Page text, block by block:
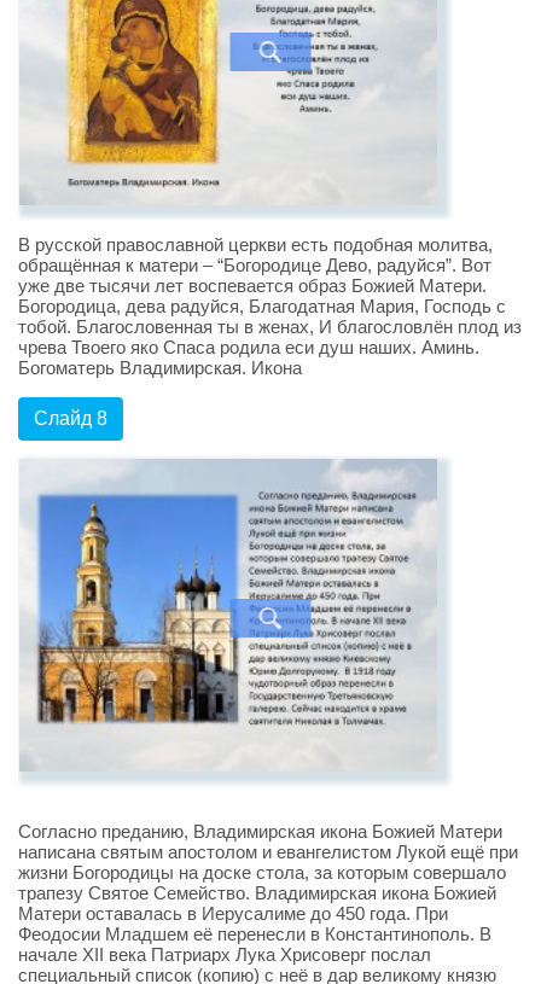
В русской православной церкви есть подобная молитва,
обращённая к матери – “Богородице Дево, радуйся”. Вот
уже две тысячи лет воспевается образ Божией Матери.
Богородица, дева радуйся, Благодатная Мария, Господь с
тобой. Благословенная ты в женах, И благословлён плод из
чрева Твоего яко Спаса родила еси душ наших. Аминь.
Богоматерь Владимирская. Икона
Слайд 8
Согласно преданию, Владимирская икона Божией Матери
написана святым апостолом и евангелистом Лукой ещё при
жизни Богородицы на доске стола, за которым совершало
трапезу Святое Семейство. Владимирская икона Божией
Матери оставалась в Иерусалиме до 450 года. При
Феодосии Младшем её перенесли в Константинополь. В
начале XII века Патриарх Лука Хрисоверг послал
специальный список (копию) с неё в дар великому князю